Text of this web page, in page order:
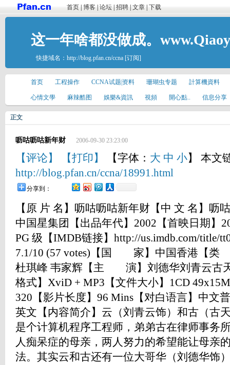
首页 博客 论坛 招聘 文章 下载
这一年啥都没做成。
快捷域名： http://blog.pfan.cn/ccna [订阅]
首页 工程操作 CCNA试题|资料 珊瑚虫专题 計算機資料
心情文學 麻辣酷图 娛樂&資訊 視頻 開心點.. 信息分享
正文
呖咕呖咕新年财 2006-09-30 23:23:00
【评论】 【打印】 【字体： 大 中 小】 本文
http://blog.pfan.cn/ccna/18991.html
分享到：
【原 片 名】呖咕呖咕新年财【中 文 名】呖
中国星集团【出品年代】2002【首映日期】
PG 级【IMDB链接】http://us.imdb.com/title/
7.1/10 (57 votes)【国 家】中国香港
杜琪峰 韦家辉【主 演】刘德华刘青云古
格式】XviD + MP3【文件大小】1CD
320【影片长度】96 Mins【对白语言】中文
英文【内容简介】云（刘青云饰）和古（古
是个计算机程序工程师，弟弟古在律师事务
人痴呆症的母亲，两人努力的希望能让母亲
法。其实云和古还有一位大哥华（刘德华饰